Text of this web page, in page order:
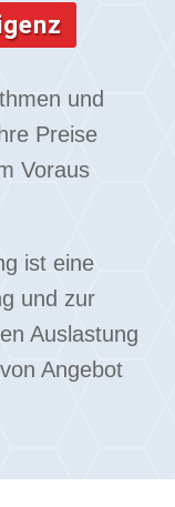
und
Preise
Voraus
ist eine
und zur
Auslastung
Angebot